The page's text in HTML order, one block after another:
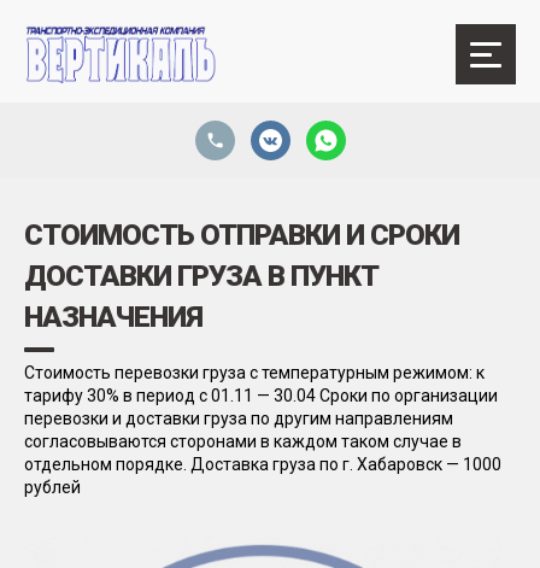
СТОИМОСТЬ ОТПРАВКИ И СРОКИ
ДОСТАВКИ ГРУЗА В ПУНКТ
НАЗНАЧЕНИЯ
Стоимость перевозки груза с температурным режимом: к
тарифу 30% в период с 01.11 — 30.04Сроки по организации
перевозки и доставки груза по другим направлениям
согласовываются сторонами в каждом таком случае в
отдельном порядке. Доставка груза по г. Хабаровск — 1000
рублей